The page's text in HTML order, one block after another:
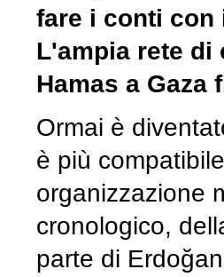
fare i conti con
L'ampia rete di
Hamas a Gaza
Ormai è
è più
organizzazione
cronologico,
parte di